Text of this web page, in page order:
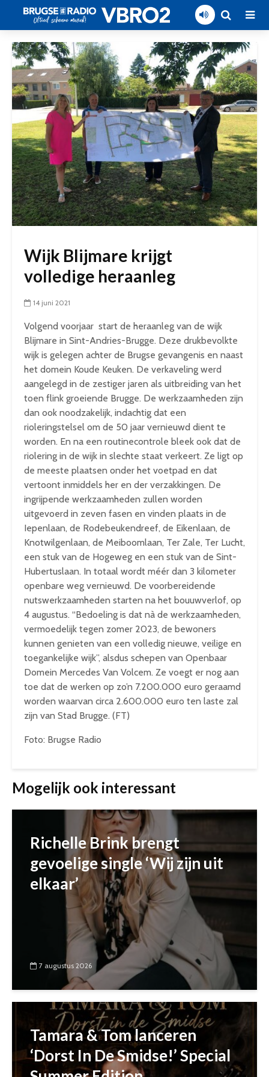
Wijk Blijmare krijgt
volledige heraanleg
14 juni 2021
Volgend voorjaar start de heraanleg van de wijk
Blijmare in Sint-Andries-Brugge. Deze drukbevolkte
wijk is gelegen achter de Brugse gevangenis en naast
het domein Koude Keuken. De verkaveling werd
aangelegd in de zestiger jaren als uitbreiding van het
toen flink groeiende Brugge. De werkzaamheden zijn
dan ook noodzakelijk, indachtig dat een
rioleringstelsel om de 50 jaar vernieuwd dient te
worden. En na een routinecontrole bleek ook dat de
riolering in de wijk in slechte staat verkeert. Ze ligt op
de meeste plaatsen onder het voetpad en dat
vertoont inmiddels her en der verzakkingen. De
ingrijpende werkzaamheden zullen worden
uitgevoerd in zeven fasen en vinden plaats in de
Iepenlaan, de Rodebeukendreef, de Eikenlaan, de
Knotwilgenlaan, de Meiboomlaan, Ter Zale, Ter Lucht,
een stuk van de Hogeweg en een stuk van de Sint-
Hubertuslaan. In totaal wordt méér dan 3 kilometer
openbare weg vernieuwd. De voorbereidende
nutswerkzaamheden starten na het bouuwverlof, op
4 augustus. “Bedoeling is dat nà de werkzaamheden,
vermoedelijk tegen zomer 2023, de bewoners
kunnen genieten van een volledig nieuwe, veilige en
toegankelijke wijk”, alsdus schepen van Openbaar
Domein Mercedes Van Volcem. Ze voegt er nog aan
toe dat de werken op zo’n 7.200.000 euro geraamd
worden waarvan circa 2.600.000 euro ten laste zal
zijn van Stad Brugge. (FT)
Foto: Brugse Radio
Mogelijk ook interessant
Richelle Brink brengt
gevoelige single ‘Wij zijn uit
elkaar’
7 augustus 2026
Tamara & Tom lanceren
‘Dorst In De Smidse!’ Special